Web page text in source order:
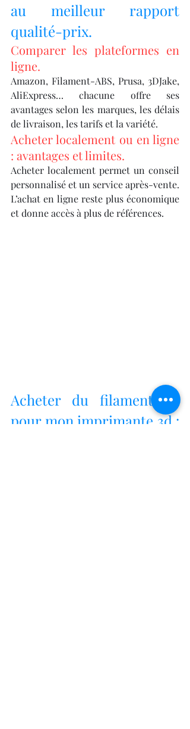
au meilleur rapport
qualité-prix.
Comparer les plateformes en
ligne.
Amazon, Filament-ABS, Prusa, 3DJake,
AliExpress… chacune offre ses
avantages selon les marques, les délais
de livraison, les tarifs et la variété.
Acheter localement ou en ligne
: avantages et limites.
Acheter localement permet un conseil
personnalisé et un service après-vente.
L’achat en ligne reste plus économique
et donne accès à plus de références.
Acheter du filament 3d
pour mon imprimante 3d :